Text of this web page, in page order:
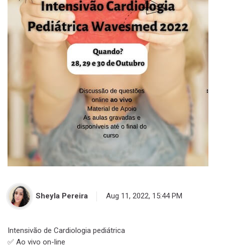
Sheyla Pereira Aug 11, 2022, 15:44 PM
Intensivão de Cardiologia pediátrica
✅ Ao vivo on-line